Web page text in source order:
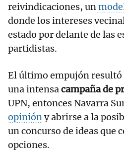
reivindicaciones, un
donde los intereses
estado por delante de las
partidistas.
El último empujón
una intensacampaña de
UPN, entonces Navarra
opinióny abrirse a la
un concurso de ideas que
opciones.